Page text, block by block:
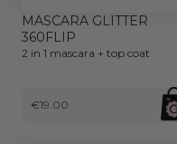
MASCARA GLITTER
360FLIP
2 in 1 mascara + top coat
€19.00